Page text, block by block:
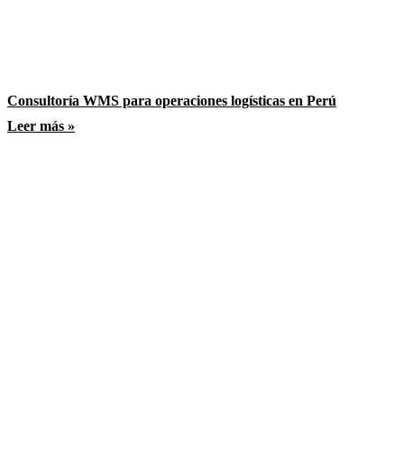
Consultoría WMS para operaciones logísticas en Perú
Leer más »